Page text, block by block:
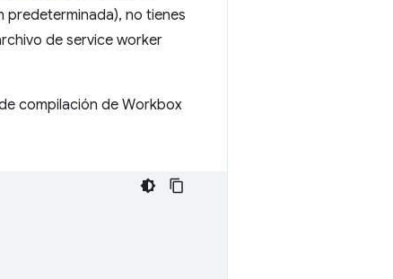
predeterminada), no tienes
de service worker
compilación de Workbox